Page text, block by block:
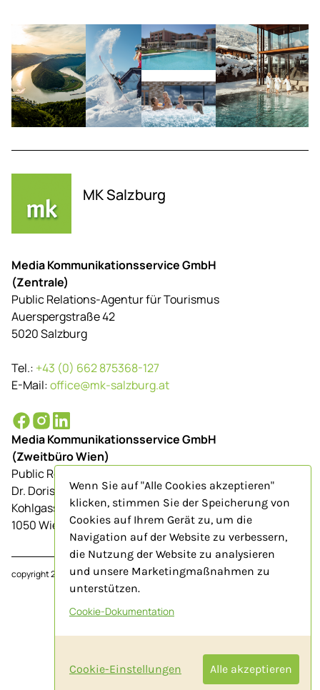
MK Salzburg
Media Kommunikationsservice GmbH
(Zentrale)
Public Relations-Agentur für Tourismus
Auerspergstraße 42
5020 Salzburg
Tel.: +43 (0) 662 875368-127
E-Mail:office@mk-salzburg.at
Media Kommunikationsservice GmbH
(Zweitbüro Wien)
Public Relations-Agentur für Tourismus
Dr. Doris Schenkenfelder
Kohlgasse 9/Top 23
1050 Wien
copyright 2024www.mk-salzburg.at
Datenschutz
Wenn Sie auf "Alle Cookies akzeptieren"
klicken, stimmen Sie der Speicherung von
Cookies auf Ihrem Gerät zu, um die
Navigation auf der Website zu verbessern,
die Nutzung der Website zu analysieren
und unsere Marketingmaßnahmen zu
unterstützen.
Cookie-Dokumentation
Cookie-Einstellungen Alle akzeptieren